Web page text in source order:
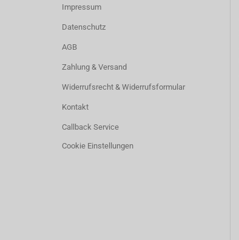
Impressum
Datenschutz
AGB
Zahlung & Versand
Widerrufsrecht & Widerrufsformular
Kontakt
Callback Service
Cookie Einstellungen